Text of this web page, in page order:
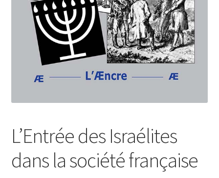
Panier
Politique de confidentialité et cookies
Qui sommes-nous ?
Soutien à Philippe Randa
Suivi de la Commande
L’Entrée des Israélites
dans la société française